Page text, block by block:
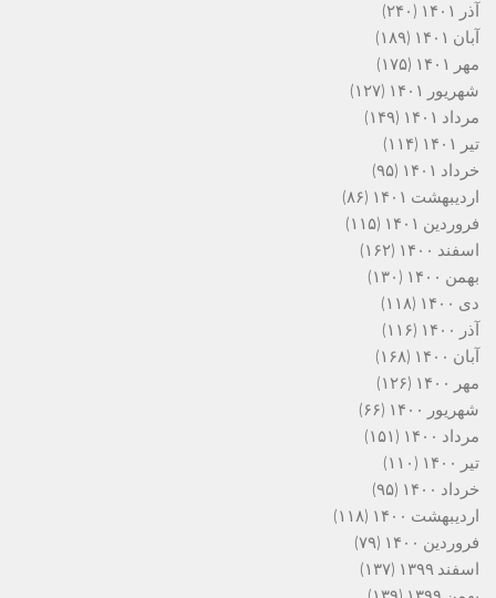
آذر ۱۴۰۱
(۲۴۰)
آبان ۱۴۰۱
(۱۸۹)
مهر ۱۴۰۱
(۱۷۵)
شهریور ۱۴۰۱
(۱۲۷)
مرداد ۱۴۰۱
(۱۴۹)
تیر ۱۴۰۱
(۱۱۴)
خرداد ۱۴۰۱
(۹۵)
اردیبهشت ۱۴۰۱
(۸۶)
فروردین ۱۴۰۱
(۱۱۵)
اسفند ۱۴۰۰
(۱۶۲)
بهمن ۱۴۰۰
(۱۳۰)
دی ۱۴۰۰
(۱۱۸)
آذر ۱۴۰۰
(۱۱۶)
آبان ۱۴۰۰
(۱۶۸)
مهر ۱۴۰۰
(۱۲۶)
شهریور ۱۴۰۰
(۶۶)
مرداد ۱۴۰۰
(۱۵۱)
تیر ۱۴۰۰
(۱۱۰)
خرداد ۱۴۰۰
(۹۵)
اردیبهشت ۱۴۰۰
(۱۱۸)
فروردین ۱۴۰۰
(۷۹)
اسفند ۱۳۹۹
(۱۳۷)